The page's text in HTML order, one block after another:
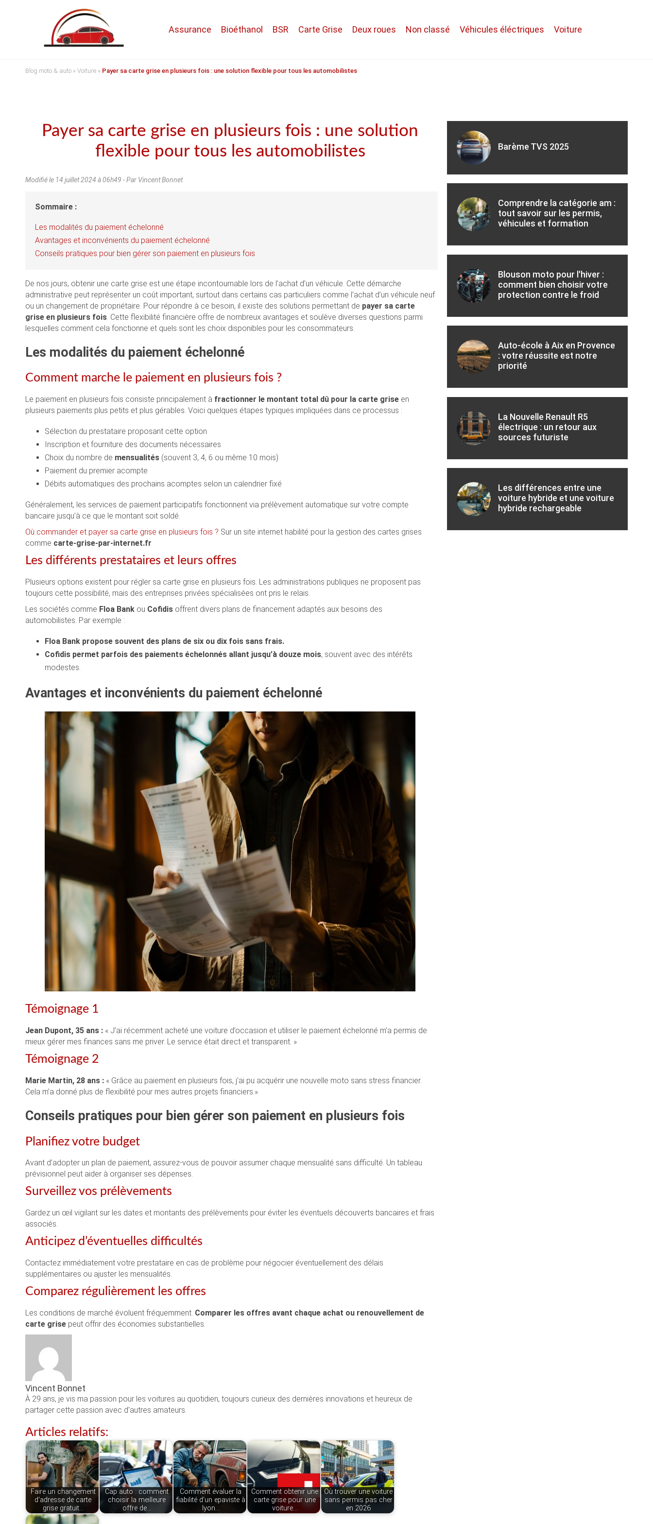
Assurance Bioéthanol BSR Carte Grise Deux roues Non classé Véhicules éléctriques Voiture
Blog moto & auto » Voiture » Payer sa carte grise en plusieurs fois : une solution flexible pour tous les automobilistes
Payer sa carte grise en plusieurs fois : une solution
flexible pour tous les automobilistes
Modifié le 14 juillet 2024 à 06h49 - Par Vincent Bonnet
Sommaire :
Les modalités du paiement échelonné
Avantages et inconvénients du paiement échelonné
Conseils pratiques pour bien gérer son paiement en plusieurs fois
De nos jours, obtenir une carte grise est une étape incontournable lors de l’achat d’un véhicule. Cette démarche
administrative peut représenter un coût important, surtout dans certains cas particuliers comme l’achat d’un véhicule neuf
ou un changement de propriétaire. Pour répondre à ce besoin, il existe des solutions permettant de payer sa carte
grise en plusieurs fois . Cette flexibilité financière offre de nombreux avantages et soulève diverses questions parmi
lesquelles comment cela fonctionne et quels sont les choix disponibles pour les consommateurs.
Les modalités du paiement échelonné
Comment marche le paiement en plusieurs fois ?
Le paiement en plusieurs fois consiste principalement à fractionner le montant total dû pour la carte grise en
plusieurs paiements plus petits et plus gérables. Voici quelques étapes typiques impliquées dans ce processus :
Sélection du prestataire proposant cette option
Inscription et fourniture des documents nécessaires
Choix du nombre de mensualités (souvent 3, 4, 6 ou même 10 mois)
Paiement du premier acompte
Débits automatiques des prochains acomptes selon un calendrier fixé
Généralement, les services de paiement participatifs fonctionnent via prélèvement automatique sur votre compte
bancaire jusqu’à ce que le montant soit soldé.
Où commander et payer sa carte grise en plusieurs fois ? Sur un site internet habilité pour la gestion des cartes grises
comme carte-grise-par-internet.fr
Les différents prestataires et leurs offres
Plusieurs options existent pour régler sa carte grise en plusieurs fois. Les administrations publiques ne proposent pas
toujours cette possibilité, mais des entreprises privées spécialisées ont pris le relais.
Les sociétés comme Floa Bank ou Cofidis offrent divers plans de financement adaptés aux besoins des
automobilistes. Par exemple :
Floa Bank propose souvent des plans de six ou dix fois sans frais.
Cofidis permet parfois des paiements échelonnés allant jusqu’à douze mois, souvent avec des intérêts
modestes.
Avantages et inconvénients du paiement échelonné
Témoignage 1
Jean Dupont, 35 ans : « J’ai récemment acheté une voiture d’occasion et utiliser le paiement échelonné m’a permis de
mieux gérer mes finances sans me priver. Le service était direct et transparent. »
Témoignage 2
Marie Martin, 28 ans : « Grâce au paiement en plusieurs fois, j’ai pu acquérir une nouvelle moto sans stress financier.
Cela m’a donné plus de flexibilité pour mes autres projets financiers.»
Conseils pratiques pour bien gérer son paiement en plusieurs fois
Planifiez votre budget
Avant d’adopter un plan de paiement, assurez-vous de pouvoir assumer chaque mensualité sans difficulté. Un tableau
prévisionnel peut aider à organiser ses dépenses.
Surveillez vos prélèvements
Gardez un œil vigilant sur les dates et montants des prélèvements pour éviter les éventuels découverts bancaires et frais
associés.
Anticipez d’éventuelles difficultés
Contactez immédiatement votre prestataire en cas de problème pour négocier éventuellement des délais
supplémentaires ou ajuster les mensualités.
Comparez régulièrement les offres
Les conditions de marché évoluent fréquemment. Comparer les offres avant chaque achat ou renouvellement de
carte grise peut offrir des économies substantielles.
Vincent Bonnet
À 29 ans, je vis ma passion pour les voitures au quotidien, toujours curieux des dernières innovations et heureux de
partager cette passion avec d'autres amateurs.
Articles relatifs:
Faire un changement
d'adresse de carte
grise gratuit…
Cap auto : comment
choisir la meilleure
offre de…
Comment évaluer la
fiabilité d’un epaviste à
lyon…
Comment obtenir une
carte grise pour une
voiture…
Où trouver une voiture
sans permis pas cher
en 2026
Barème TVS 2025
Comprendre la catégorie am :
tout savoir sur les permis,
véhicules et formation
Blouson moto pour l'hiver :
comment bien choisir votre
protection contre le froid
Auto-école à Aix en Provence
: votre réussite est notre
priorité
La Nouvelle Renault R5
électrique : un retour aux
sources futuriste
Les différences entre une
voiture hybride et une voiture
hybride rechargeable